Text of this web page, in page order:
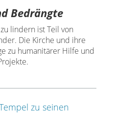
Bedrängte
lindern ist Teil von
Die Kirche und ihre
zu humanitärer Hilfe und